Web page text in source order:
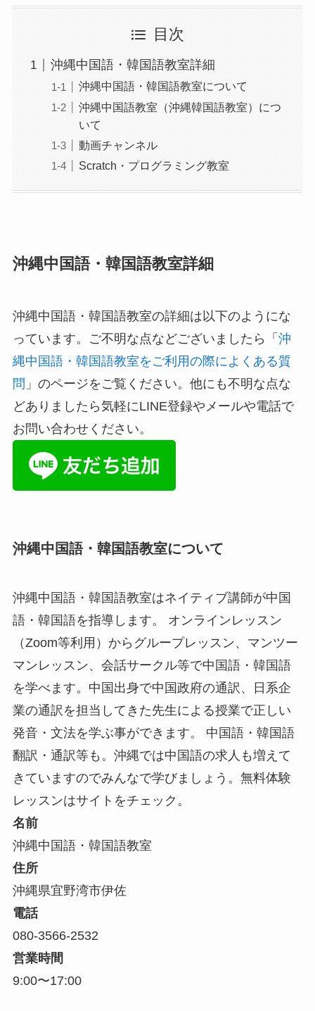
目次
沖縄中国語・韓国語教室詳細
沖縄中国語・韓国語教室について
沖縄中国語教室（沖縄韓国語教室）につ
いて
動画チャンネル
Scratch・プログラミング教室
沖縄中国語・韓国語教室詳細
沖縄中国語・韓国語教室の詳細は以下のようにな
っています。ご不明な点などございましたら「 沖
縄中国語・韓国語教室をご利用の際によくある質
問 」のページをご覧ください。他にも不明な点な
どありましたら気軽にLINE登録やメールや電話で
お問い合わせください。
沖縄中国語・韓国語教室について
沖縄中国語・韓国語教室はネイティブ講師が中国
語・韓国語を指導します。 オンラインレッスン
（Zoom等利用）からグループレッスン、マンツー
マンレッスン、会話サークル等で中国語・韓国語
を学べます。中国出身で中国政府の通訳、日系企
業の通訳を担当してきた先生による授業で正しい
発音・文法を学ぶ事ができます。 中国語・韓国語
翻訳・通訳等も。沖縄では中国語の求人も増えて
きていますのでみんなで学びましょう。無料体験
レッスンはサイトをチェック。
名前
沖縄中国語・韓国語教室
住所
沖縄県宜野湾市伊佐
電話
080-3566-2532
営業時間
9:00〜17:00